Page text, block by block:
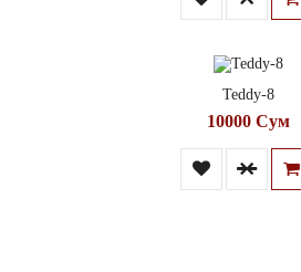
Teddy-8
10000 Сум